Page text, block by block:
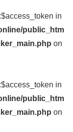
in
public_htm
on
in
public_htm
on